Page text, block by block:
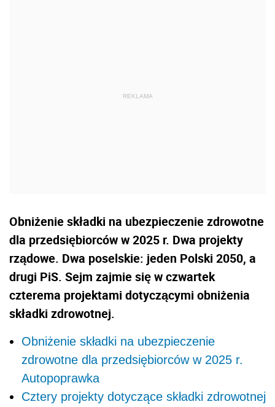
Obniżenie składki na ubezpieczenie zdrowotne
dla przedsiębiorców w 2025 r. Dwa projekty
rządowe. Dwa poselskie: jeden Polski 2050, a
drugi PiS. Sejm zajmie się w czwartek
czterema projektami dotyczącymi obniżenia
składki zdrowotnej.
Obniżenie składki na ubezpieczenie
zdrowotne dla przedsiębiorców w 2025 r.
Autopoprawka
Cztery projekty dotyczące składki zdrowotnej